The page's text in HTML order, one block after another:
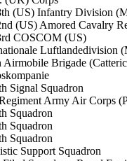
(US) Infantry Division
(US) Amored Cavalry
COSCOM (US)
Luftlandedivision
Airmobile Brigade
Signal Squadron
Army Air Corps
Squadron
Squadron
Squadron
Support Squadron